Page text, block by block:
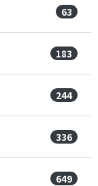
63
183
244
336
649